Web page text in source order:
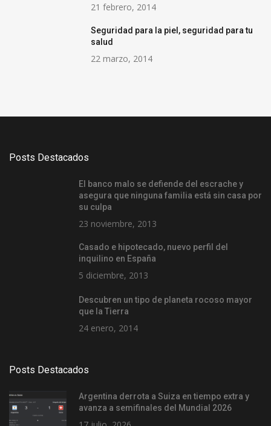
21 febrero, 2014
Seguridad para la piel, seguridad para tu
salud
22 marzo, 2014
Posts Destacados
El banco malo se defiende del escrache y
asegura que ninguna familia está sin casa por
su culpa
23 noviembre, 2013
Casado e hipotecado, nuevo perfil del
inquilino en España
5 diciembre, 2013
Descubren un tipo de planeta rocoso mayor
que la Tierra
24 enero, 2014
Posts Destacados
Argentina derrota a Suiza en tiempo extra y
avanza a semifinales del Mundial 2026